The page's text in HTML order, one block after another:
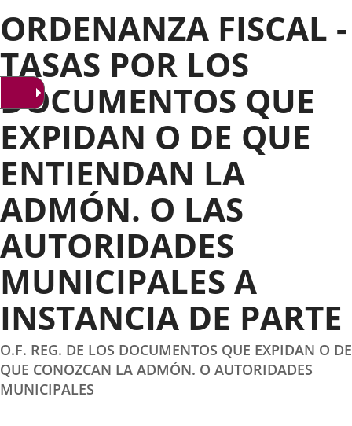
ORDENANZA FISCAL -
TASAS POR LOS
DOCUMENTOS QUE
EXPIDAN O DE QUE
ENTIENDAN LA
ADMÓN. O LAS
AUTORIDADES
MUNICIPALES A
INSTANCIA DE PARTE
O.F. REG. DE LOS DOCUMENTOS QUE EXPIDAN O DE
QUE CONOZCAN LA ADMÓN. O AUTORIDADES
MUNICIPALES